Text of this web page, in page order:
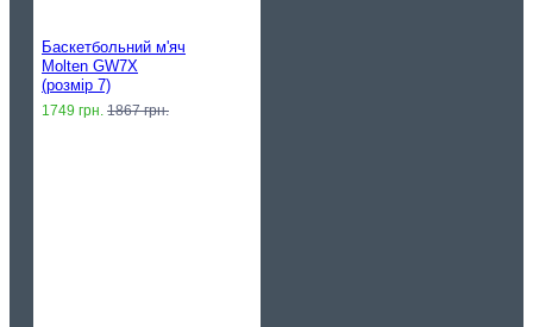
Баскетбольний м'яч
Molten GW7X
(розмір 7)
1749 грн. 1867 грн.